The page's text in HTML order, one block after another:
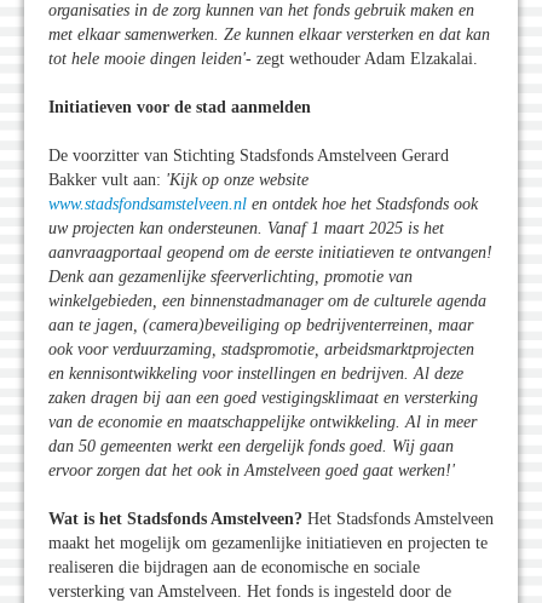
organisaties in de zorg kunnen van het fonds gebruik maken en
met elkaar samenwerken. Ze kunnen elkaar versterken en dat kan
tot hele mooie dingen leiden'- zegt wethouder Adam Elzakalai.
Initiatieven voor de stad aanmelden
De voorzitter van Stichting Stadsfonds Amstelveen Gerard
Bakker vult aan: 'Kijk op onze website
www.stadsfondsamstelveen.nl en ontdek hoe het Stadsfonds ook
uw projecten kan ondersteunen. Vanaf 1 maart 2025 is het
aanvraagportaal geopend om de eerste initiatieven te ontvangen!
Denk aan gezamenlijke sfeerverlichting, promotie van
winkelgebieden, een binnenstadmanager om de culturele agenda
aan te jagen, (camera)beveiliging op bedrijventerreinen, maar
ook voor verduurzaming, stadspromotie, arbeidsmarktprojecten
en kennisontwikkeling voor instellingen en bedrijven. Al deze
zaken dragen bij aan een goed vestigingsklimaat en versterking
van de economie en maatschappelijke ontwikkeling. Al in meer
dan 50 gemeenten werkt een dergelijk fonds goed. Wij gaan
ervoor zorgen dat het ook in Amstelveen goed gaat werken!'
Wat is het Stadsfonds Amstelveen? Het Stadsfonds Amstelveen
maakt het mogelijk om gezamenlijke initiatieven en projecten te
realiseren die bijdragen aan de economische en sociale
versterking van Amstelveen. Het fonds is ingesteld door de